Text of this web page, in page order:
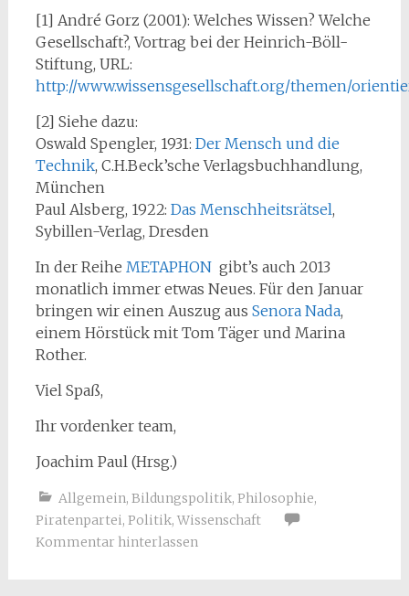
[1] André Gorz (2001): Welches Wissen? Welche
Gesellschaft?, Vortrag bei der Heinrich-Böll-
Stiftung, URL:
http://www.wissensgesellschaft.org/themen/
[2] Siehe dazu:
Oswald Spengler, 1931: Der Mensch und die
Technik, C.H.Beck’sche Verlagsbuchhandlung,
München
Paul Alsberg, 1922: Das Menschheitsrätsel,
Sybillen-Verlag, Dresden
In der Reihe METAPHONgibt’s auch 2013
monatlich immer etwas Neues. Für den Januar
bringen wir einen Auszug aus Senora Nada,
einem Hörstück mit Tom Täger und Marina
Rother.
Viel Spaß,
Ihr vordenker team,
Joachim Paul (Hrsg.)
Allgemein, Bildungspolitik, Philosophie,
Piratenpartei, Politik, Wissenschaft
Kommentar hinterlassen